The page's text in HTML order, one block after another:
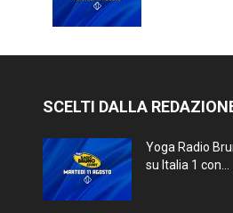
SCELTI DALLA
Yoga Radio
su Italia 1 con...